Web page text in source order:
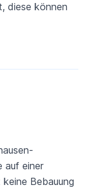
diese können
auf einer
Bebauung